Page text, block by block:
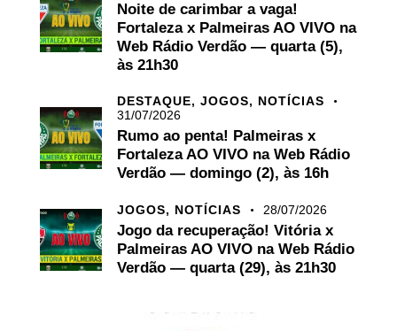
Noite de carimbar a vaga!
Fortaleza x Palmeiras AO VIVO na
Web Rádio Verdão — quarta (5),
às 21h30
DESTAQUE, JOGOS, NOTÍCIAS
31/07/2026
Rumo ao penta! Palmeiras x
Fortaleza AO VIVO na Web Rádio
Verdão — domingo (2), às 16h
JOGOS, NOTÍCIAS 28/07/2026
Jogo da recuperação! Vitória x
Palmeiras AO VIVO na Web Rádio
Verdão — quarta (29), às 21h30